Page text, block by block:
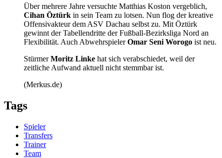
Über mehrere Jahre versuchte Matthias Koston vergeblich,
Cihan Öztürk in sein Team zu lotsen. Nun flog der kreative
Offensivakteur dem ASV Dachau selbst zu. Mit Öztürk
gewinnt der Tabellendritte der Fußball-Bezirksliga Nord an
Flexibilität. Auch AbwehrspielerOmar Seni Worogo ist neu.
StürmerMoritz Linke hat sich verabschiedet, weil der
zeitliche Aufwand aktuell nicht stemmbar ist.
(Merkus.de)
Tags
Spieler
Transfers
Trainer
Team